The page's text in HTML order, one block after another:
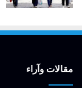
مقالات وآراء